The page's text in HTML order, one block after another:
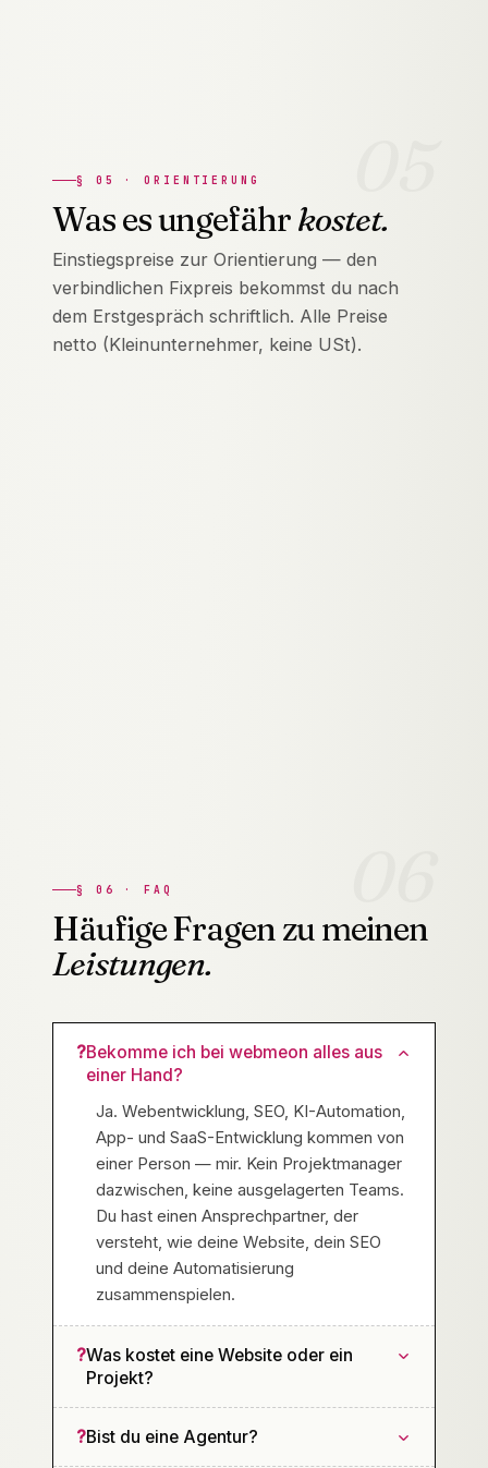
§ 05 ·ORIENTIERUNG
Was es ungefährkostet.
Einstiegspreise zur Orientierung — den
verbindlichen Fixpreis bekommst du nach
dem Erstgespräch schriftlich. Alle Preise
netto (Kleinunternehmer, keine USt).
§ 06 ·FAQ
Häufige Fragen zu meinen
Leistungen.
?Bekomme ich bei webmeon alles aus
einer Hand?
Ja. Webentwicklung, SEO, KI-Automation,
App- und SaaS-Entwicklung kommen von
einer Person — mir. Kein Projektmanager
dazwischen, keine ausgelagerten Teams.
Du hast einen Ansprechpartner, der
versteht, wie deine Website, dein SEO
und deine Automatisierung
zusammenspielen.
?Was kostet eine Website oder ein
Projekt?
?Bist du eine Agentur?